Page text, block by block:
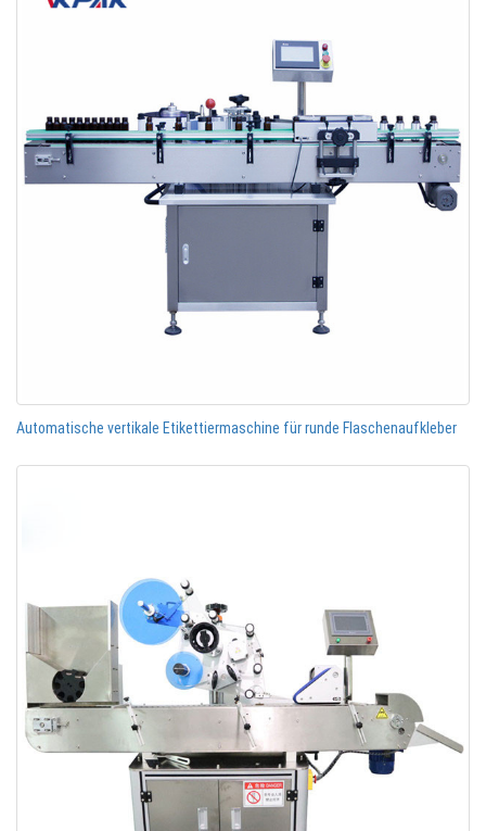
Automatische vertikale Etikettiermaschine für runde Flaschenaufkleber